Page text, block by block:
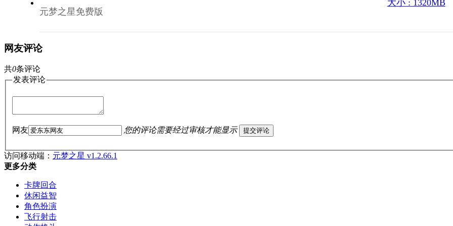
元梦之星免费版
大小 : 1320MB
网友评论
共0条评论
发表评论
网友 您的评论需要经过审核才能显示 提交评论
访问移动端： 元梦之星 v1.2.66.1
更多分类
卡牌回合
休闲益智
角色扮演
飞行射击